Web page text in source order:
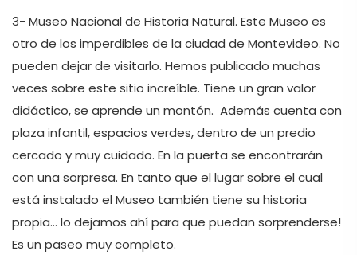
3- Museo Nacional de Historia Natural. Este Museo es
otro de los imperdibles de la ciudad de Montevideo. No
pueden dejar de visitarlo. Hemos publicado muchas
veces sobre este sitio increíble. Tiene un gran valor
didáctico, se aprende un montón.  Además cuenta con
plaza infantil, espacios verdes, dentro de un predio
cercado y muy cuidado. En la puerta se encontrarán
con una sorpresa. En tanto que el lugar sobre el cual
está instalado el Museo también tiene su historia
propia… lo dejamos ahí para que puedan sorprenderse!
Es un paseo muy completo.